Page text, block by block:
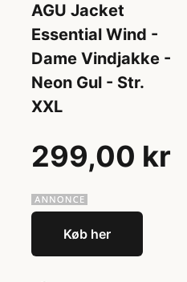
AGU Jacket
Essential Wind -
Dame Vindjakke -
Neon Gul - Str.
XXL
299,00 kr
Køb her